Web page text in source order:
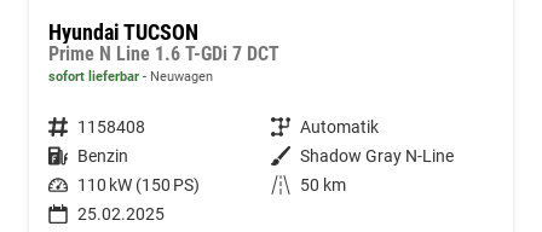
Hyundai TUCSON
Prime N Line 1.6 T-GDi 7 DCT
sofort lieferbar Neuwagen
Fahrzeugnummer 1158408 Getriebe Automatik
Kraftstoff Benzin Außenfarbe Shadow Gray N-Line
Leistung 110 kW (150 PS) Kilometerstand
50 km
25.02.2025